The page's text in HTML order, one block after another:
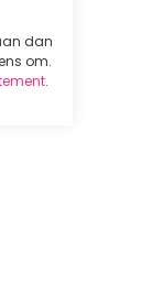
dan
om.
.